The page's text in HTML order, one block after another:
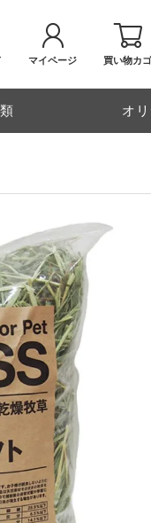
マイページ 買い物カゴ
オ